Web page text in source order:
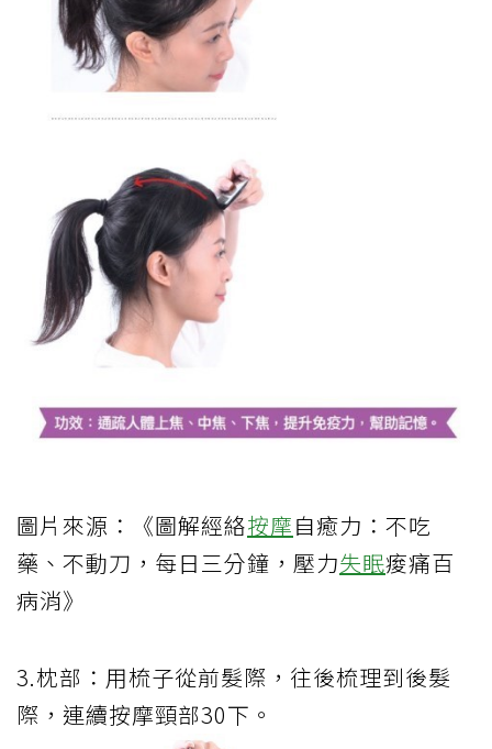
圖片來源：《圖解經絡按摩自癒力：不吃
藥、不動刀，每日三分鐘，壓力失眠痠痛百
病消》
3.枕部：用梳子從前髮際，往後梳理到後髮
際，連續按摩頸部30下。